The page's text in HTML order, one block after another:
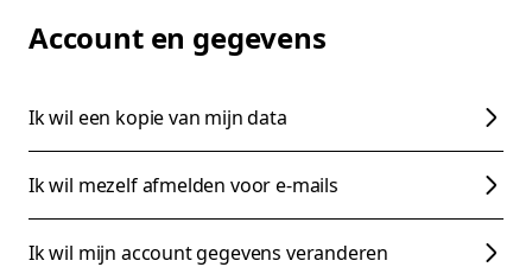
Account en gegevens
Ik wil een kopie van mijn data
Ik wil mezelf afmelden voor e-mails
Ik wil mijn account gegevens veranderen